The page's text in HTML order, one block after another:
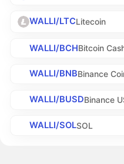
WALLI/LTCLitecoin
WALLI/BCHBitcoin
WALLI/BNBBinance
WALLI/BUSDBinance
WALLI/SOLSOL